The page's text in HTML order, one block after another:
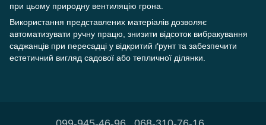
при цьому природну вентиляцію грона.
Використання представлених матеріалів дозволяє
автоматизувати ручну працю, знизити відсоток вибракування
саджанців при пересадці у відкритий ґрунт та забезпечити
естетичний вигляд садової або тепличної ділянки.